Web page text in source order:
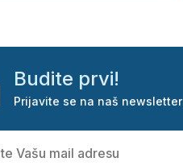
Budite prvi!
Prijavite se na naš newsletter